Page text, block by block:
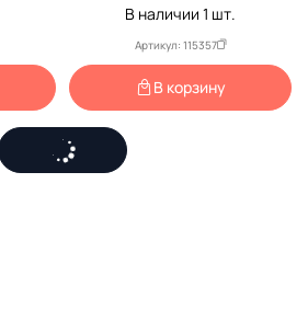
В наличии 1 шт.
Артикул: 115357
В корзину